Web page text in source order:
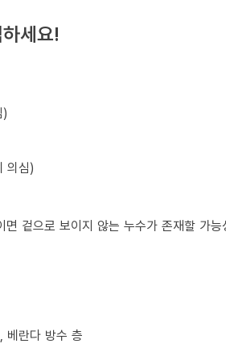
세요!
의심)
면 겉으로 보이지 않는 누수가 존재할 가능
베란다 방수 층